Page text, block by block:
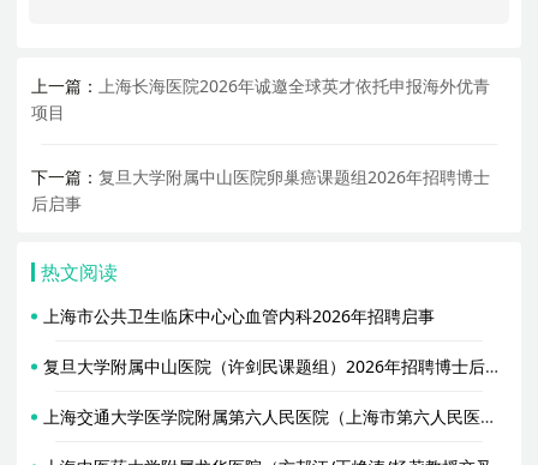
上一篇：
上海长海医院2026年诚邀全球英才依托申报海外优青
项目
下一篇：复旦大学附属中山医院卵巢癌课题组2026年招聘博士
后启事
热文阅读
上海市公共卫生临床中心心血管内科2026年招聘启事
复旦大学附属中山医院（许剑民课题组）2026年招聘博士后信息
上海交通大学医学院附属第六人民医院（上海市第六人民医院）麻醉科2026年招聘人才启事